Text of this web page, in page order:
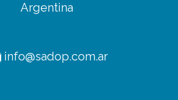
Argentina
info@sadop.com.ar